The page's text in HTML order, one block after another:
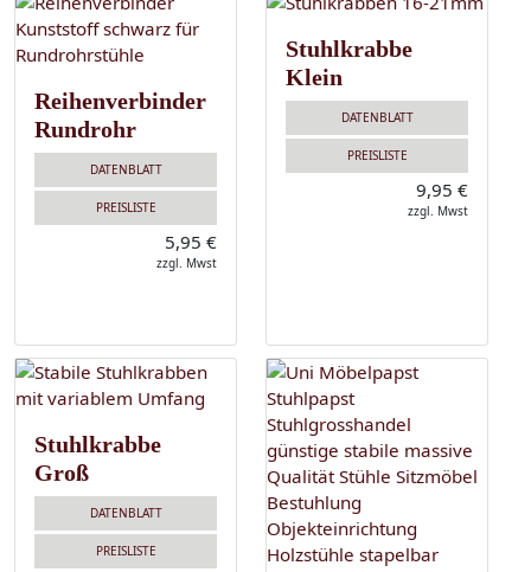
Reihenverbinder
Rundrohr
DATENBLATT
PREISLISTE
5,95 €
zzgl. Mwst
Stuhlkrabbe
Klein
DATENBLATT
PREISLISTE
9,95 €
zzgl. Mwst
Stuhlkrabbe
Groß
DATENBLATT
PREISLISTE